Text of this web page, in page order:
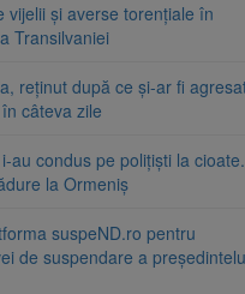
vijelii și averse torențiale în
Transilvaniei
reținut după ce și-ar fi
câteva zile
au condus pe polițiști la cioate.
la Ormeniș
suspeND.ro pentru
de suspendare a